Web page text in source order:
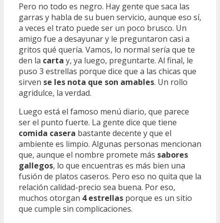
Pero no todo es negro. Hay gente que saca las
garras y habla de su buen servicio, aunque eso sí,
a veces el trato puede ser un poco brusco. Un
amigo fue a desayunar y le preguntaron casi a
gritos qué quería. Vamos, lo normal sería que te
den la carta y, ya luego, preguntarte. Al final, le
puso 3 estrellas porque dice que a las chicas que
sirven se les nota que son amables. Un rollo
agridulce, la verdad.
Luego está el famoso menú diario, que parece
ser el punto fuerte. La gente dice que tiene
comida casera bastante decente y que el
ambiente es limpio. Algunas personas mencionan
que, aunque el nombre promete más sabores
gallegos, lo que encuentras es más bien una
fusión de platos caseros. Pero eso no quita que la
relación calidad-precio sea buena. Por eso,
muchos otorgan 4 estrellas porque es un sitio
que cumple sin complicaciones.